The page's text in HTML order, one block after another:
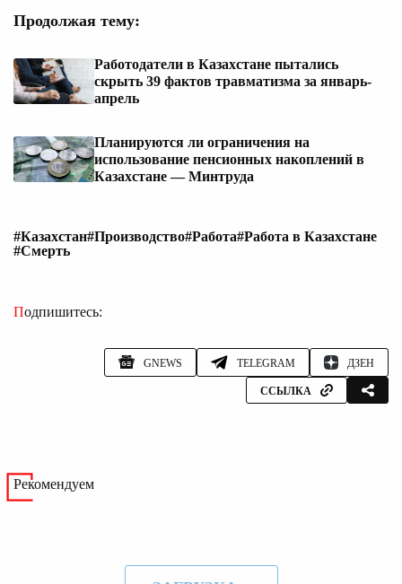
Продолжая тему:
Работодатели в Казахстане пытались
скрыть 39 фактов травматизма за январь-
апрель
Планируются ли ограничения на
использование пенсионных накоплений в
Казахстане — Минтруда
#Казахстан#Производство#Работа#Работа в Казахстане
#Смерть
Подпишитесь:
GNEWS TELEGRAM ДЗЕН
ССЫЛКА
Рекомендуем